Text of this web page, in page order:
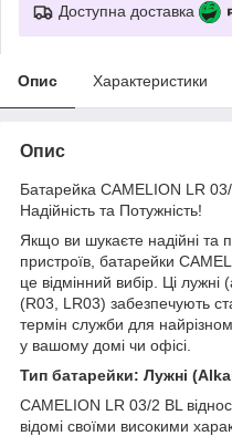
Доступна доставка
Опис Характеристики
Опис
Батарейка CAMELION LR
Надійність та Потужність!
Якщо ви шукаєте надійні та
пристроїв, батарейки
це відмінний вибір. Ці
(R03, LR03) забезпечують
термін служби для
у вашому домі чи офісі.
Тип батарейки: Лужні
CAMELION LR 03/2 BL
відомі своїми високими